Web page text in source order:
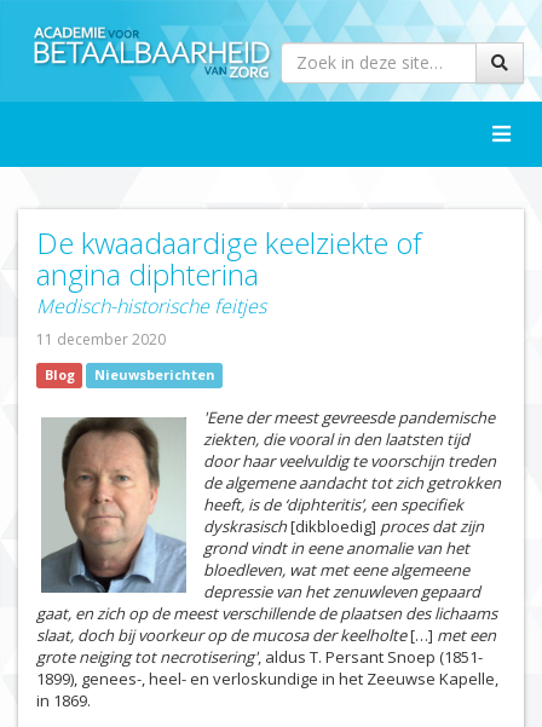
Toggle
De kwaadaardige keelziekte of
angina diphterina
Medisch-historische feitjes
11 december 2020
Blog Nieuwsberichten
'Eene der meest gevreesde pandemische
ziekten, die vooral in den laatsten tijd
door haar veelvuldig te voorschijn treden
de algemene aandacht tot zich getrokken
heeft, is de ‘diphteritis’, een specifiek
dyskrasisch[dikbloedig] proces dat zijn
grond vindt in eene anomalie van het
bloedleven, wat met eene algemeene
depressie van het zenuwleven gepaard
gaat, en zich op de meest verschillende de plaatsen des lichaams
slaat, doch bij voorkeur op de mucosa der keelholte[…] met een
grote neiging tot necrotisering', aldus T. Persant Snoep (1851-
1899), genees-, heel- en verloskundige in het Zeeuwse Kapelle,
in 1869.